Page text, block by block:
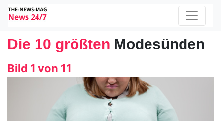
Die 10 größten Modesünden
Bild 1 von 11